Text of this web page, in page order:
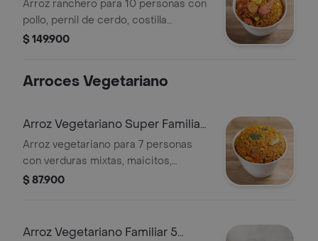
Arroz ranchero para 10 personas con
pollo, pernil de cerdo, costilla
ahumada, chorizo de ternera y
$ 149.900
Arroces Vegetariano
Arroz Vegetariano Super Familiar
7 Personas
Arroz vegetariano para 7 personas
con verduras mixtas, maicitos,
zanahorias, brócoli y arvejas.
$ 87.900
Arroz Vegetariano Familiar 5